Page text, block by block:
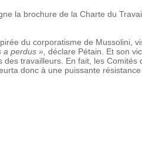
la brochure de la Charte du
du corporatisme de Mussolini,
a perdus », déclare Pétain. Et son
des travailleurs. En fait, les
donc à une puissante